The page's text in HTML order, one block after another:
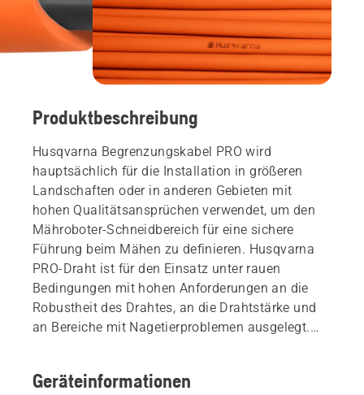
Produktbeschreibung
Husqvarna Begrenzungskabel PRO wird
hauptsächlich für die Installation in größeren
Landschaften oder in anderen Gebieten mit
hohen Qualitätsansprüchen verwendet, um den
Mähroboter-Schneidbereich für eine sichere
Führung beim Mähen zu definieren. Husqvarna
PRO-Draht ist für den Einsatz unter rauen
Bedingungen mit hohen Anforderungen an die
Robustheit des Drahtes, an die Drahtstärke und
an Bereiche mit Nagetierproblemen ausgelegt.
PRO mit seiner doppelten Isolation macht es sehr
Geräteinformationen